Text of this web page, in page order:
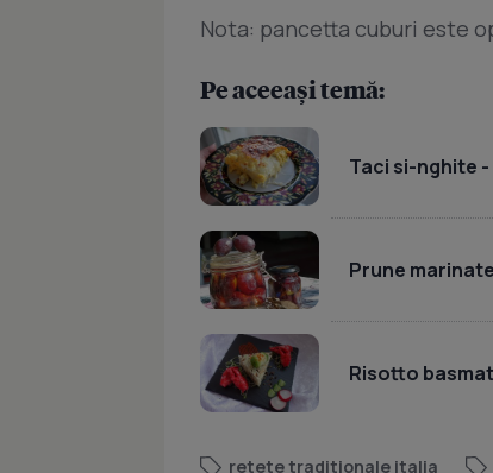
Nota: pancetta cuburi este
Pe aceeași temă:
Taci si-nghite
Prune
Risotto
retete traditionale italia